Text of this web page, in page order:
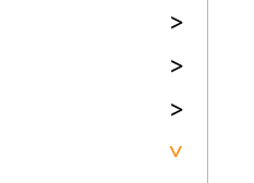
>
>
>
>